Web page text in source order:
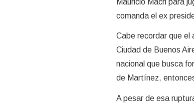
Mauricio Macri para
comanda el ex
Cabe recordar que el
Ciudad de Buenos
nacional que busca
de Martínez,
A pesar de esa